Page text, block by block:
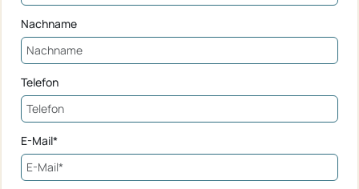
Nachname
Telefon
E-Mail*